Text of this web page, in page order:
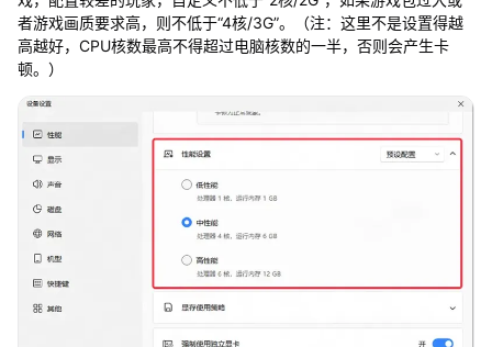
者游戏画质要求高，则不低于“4核/3G”。（注：这里不是设置得越
高越好，CPU核数最高不得超过电脑核数的一半，否则会产生卡
顿。）